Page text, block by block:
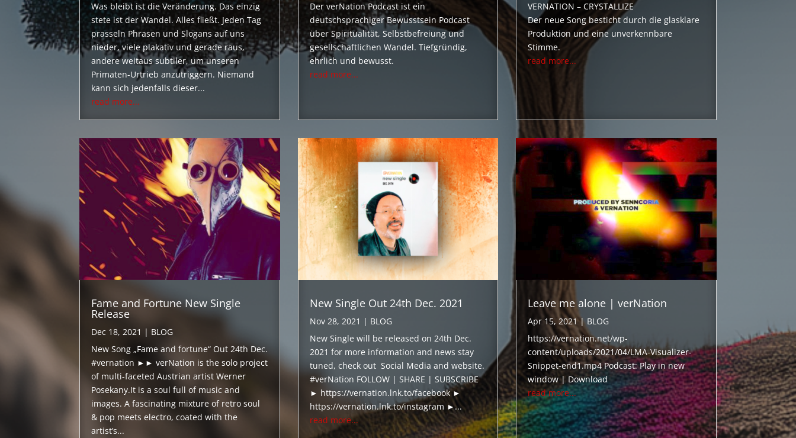
Was bleibt ist die Veränderung. Das einzig
stete ist der Wandel. Alles fließt. Jeden Tag
prasseln Phrasen und Slogans auf uns
nieder, viele plakativ und gerade raus,
andere weitaus subtiler, um unseren
Primaten-Urtrieb anzutriggern. Niemand
kann sich jedenfalls dieser...
read more...
Der verNation Podcast ist ein
deutschsprachiger Bewusstsein Podcast
über Spiritualität, Selbstbefreiung und
gesellschaftlichen Wandel. Tiefgründig,
ehrlich und bewusst.
read more...
VERNATION – CRYSTALLIZE
Der neue Song besticht durch die glasklare
Produktion und eine unverkennbare
Stimme.
read more...
Fame and Fortune New Single
Release
Dec 18, 2021 | BLOG
New Song „Fame and fortune“ Out 24th Dec.
#vernation ►► verNation is the solo project
of multi-faceted Austrian artist Werner
Posekany.It is a soul full of music and
images. A fascinating mixture of retro soul
& pop meets electro, coated with the
artist’s...
New Single Out 24th Dec. 2021
Nov 28, 2021 | BLOG
New Single will be released on 24th Dec.
2021 for more information and news stay
tuned, check out Social Media and website.
#verNation FOLLOW | SHARE | SUBSCRIBE
► https://vernation.lnk.to/facebook ►
https://vernation.lnk.to/instagram ►...
read more...
Leave me alone | verNation
Apr 15, 2021| BLOG
https://vernation.net/wp-
content/uploads/2021/04/LMA-Visualizer-
Snippet-end1.mp4 Podcast: Play in new
window | Download
read more...